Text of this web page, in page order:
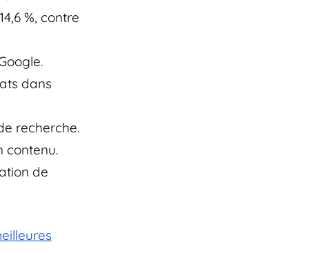
%, contre
dans
recherche.
contenu.
de